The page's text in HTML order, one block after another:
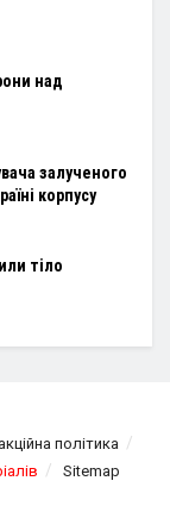
над
залученого
корпусу
тіло
політика
Sitemap